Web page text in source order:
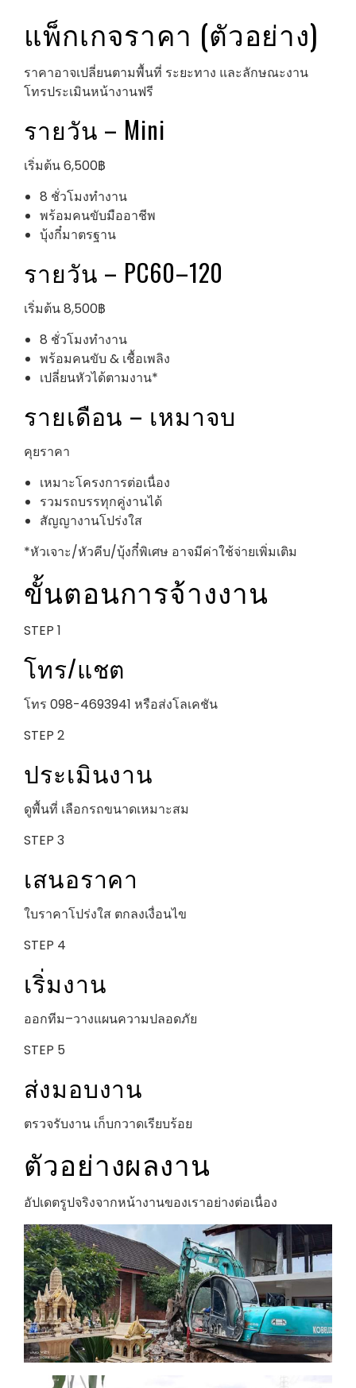
แพ็กเกจราคา (ตัวอย่าง)
ราคาอาจเปลี่ยนตามพื้นที่ ระยะทาง และลักษณะงาน
โทรประเมินหน้างานฟรี
รายวัน – Mini
เริ่มต้น 6,500฿
8 ชั่วโมงทำงาน
พร้อมคนขับมืออาชีพ
บุ้งกี๋มาตรฐาน
รายวัน – PC60–120
เริ่มต้น 8,500฿
8 ชั่วโมงทำงาน
พร้อมคนขับ & เชื้อเพลิง
เปลี่ยนหัวได้ตามงาน*
รายเดือน – เหมาจบ
คุยราคา
เหมาะโครงการต่อเนื่อง
รวมรถบรรทุกคู่งานได้
สัญญางานโปร่งใส
*หัวเจาะ/หัวคีบ/บุ้งกี๋พิเศษ อาจมีค่าใช้จ่ายเพิ่มเติม
ขั้นตอนการจ้างงาน
STEP 1
โทร/แชต
โทร 098-4693941 หรือส่งโลเคชัน
STEP 2
ประเมินงาน
ดูพื้นที่ เลือกรถขนาดเหมาะสม
STEP 3
เสนอราคา
ใบราคาโปร่งใส ตกลงเงื่อนไข
STEP 4
เริ่มงาน
ออกทีม–วางแผนความปลอดภัย
STEP 5
ส่งมอบงาน
ตรวจรับงาน เก็บกวาดเรียบร้อย
ตัวอย่างผลงาน
อัปเดตรูปจริงจากหน้างานของเราอย่างต่อเนื่อง